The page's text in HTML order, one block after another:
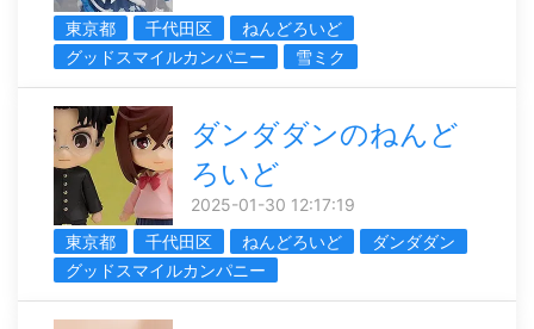
東京都 千代田区
ねんどろいど
グッドスマイルカンパニー
雪ミク
ダンダダンのねんど
ろいど
2025-01-30 12:17:19
東京都
千代田区 ねんどろいど
ダンダダン
グッドスマイルカンパニー